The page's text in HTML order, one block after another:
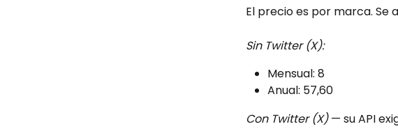
El precio es por marca.
Sin Twitter (X):
Mensual: 8
Anual: 57,60
Con Twitter (X) — su API